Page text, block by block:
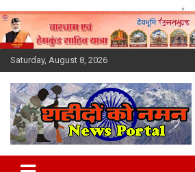
Skip
to
content
Saturday, August 8, 2026
Latest News